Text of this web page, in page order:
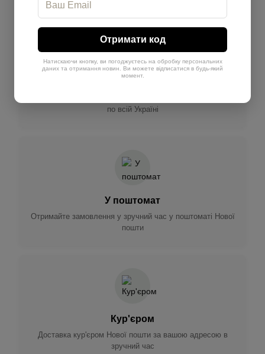
по всій Україні
У поштомат
Отримайте замовлення у зручний час у поштоматі Нової
пошти
Кур'єром
Доставка кур'єром Нової пошти за вашою адресою в
зручний час
Отримати код
Натискаючи кнопку, ви погоджуєтесь на обробку персональних
даних та отримання новин. Ви можете відписатися в будь-який
момент.